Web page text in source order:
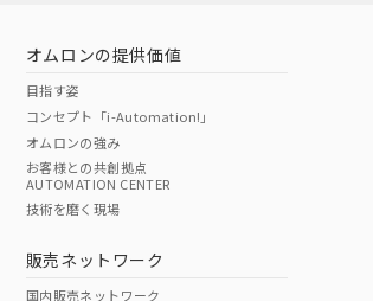
O
オムロンの提供価値
目指す姿
コンセプト「i-Automation!」
オムロンの強み
お客様との共創拠点
AUTOMATION CENTER
技術を磨く現場
販売ネットワーク
国内販売ネットワーク